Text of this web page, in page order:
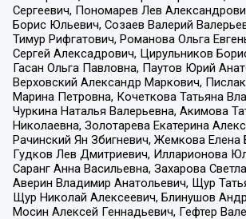
Сергеевич, Пономарев Лев
Борис Юльевич, Созаев Валерий
Тимур Рифгатович, Романова Ольга
Сергей Алексадрович, Цирульников
Гасан Ольга Павловна, Паутов Юрий
Верховский Александр Маркович,
Марина Петровна, Кочеткова Татьяна
Чуркина Наталья Валерьевна, Акимова
Николаевна, Золотарева Екатерина
Рачинский Ян Збигневич, Жемкова Елена
Гудков Лев Дмитриевич, Илларионова
Саранг Анна Васильевна, Захарова
Аверин Владимир Анатольевич, Щур
Щур Николай Алексеевич, Блинушов
Мосин Алексей Геннадьевич, Гефтер